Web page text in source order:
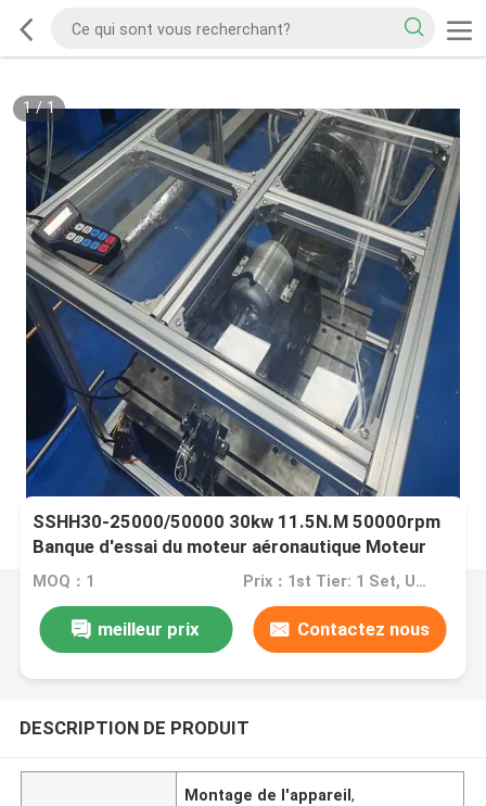
1/1
SSHH30-25000/50000 30kw 11.5N.M 50000rpm
Banque d'essai du moteur aéronautique Moteur
turboréacteur
MOQ：1 Prix：1st Tier: 1 Set, Unit Price USD 3.00 2nd Tier: 2-5 Sets, Unit Price USD 2.00 3rd Tier: Over 5 Sets, Unit Price USD 1.00
meilleur prix Contactez nous
DESCRIPTION DE PRODUIT
Montage de l'appareil,